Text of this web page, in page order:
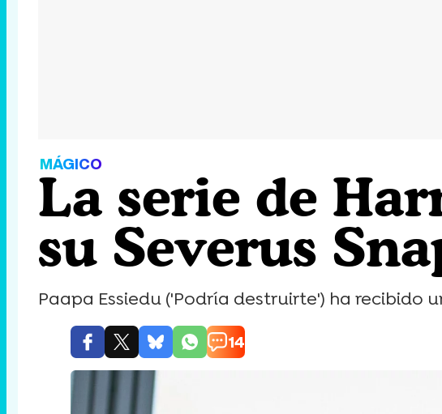
MÁGICO
La serie de
su Severus
Paapa Essiedu ('Podría destruirte') ha
14